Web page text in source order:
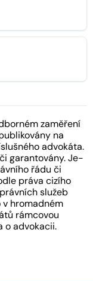
zaměření
na
advokáta.
garantovány. Je-
řádu či
práva cizího
služeb
hromadném
rámcovou
o advokacii.